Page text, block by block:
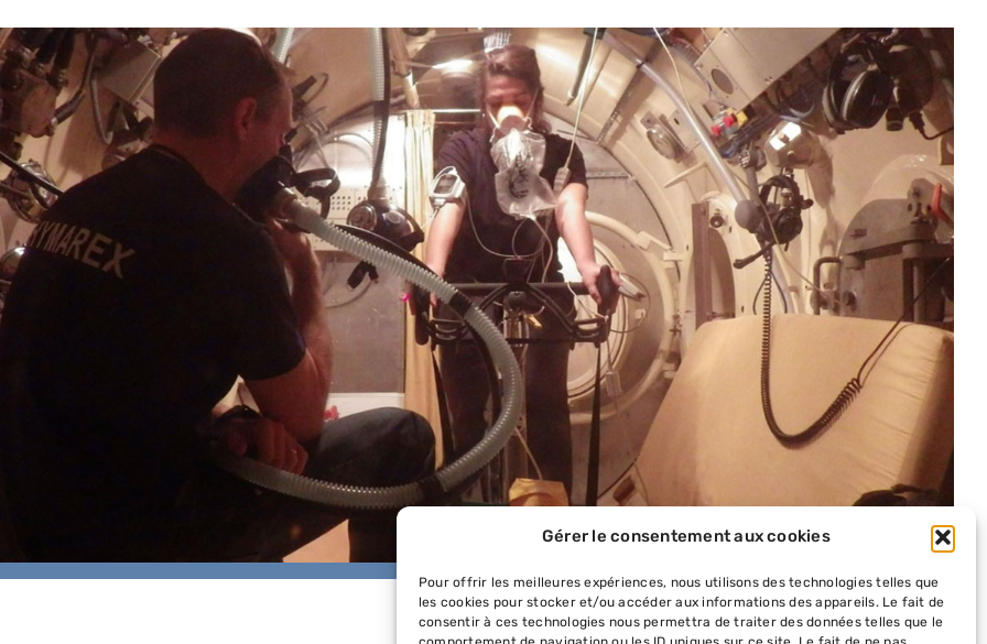
Gérer le consentement aux cookies
Pour offrir les meilleures expériences, nous utilisons des technologies telles que
les cookies pour stocker et/ou accéder aux informations des appareils. Le fait de
consentir à ces technologies nous permettra de traiter des données telles que le